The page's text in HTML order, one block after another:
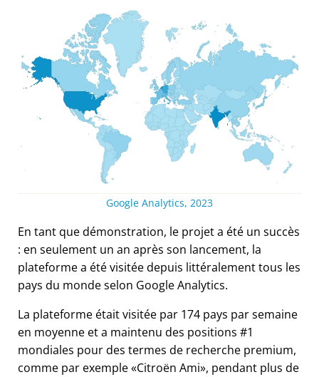
Google Analytics, 2023
En tant que démonstration, le projet a été un succès
: en seulement un an après son lancement, la
plateforme a été visitée depuis littéralement tous les
pays du monde selon Google Analytics.
La plateforme était visitée par 174 pays par semaine
en moyenne et a maintenu des positions #1
mondiales pour des termes de recherche premium,
comme par exemple Citroën Ami , pendant plus de